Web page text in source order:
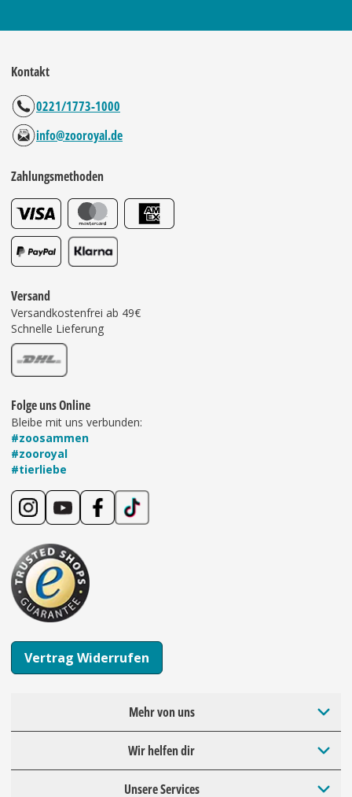
Kontakt
0221/1773-1000
info@zooroyal.de
Zahlungsmethoden
Versand
Versandkostenfrei ab 49€
Schnelle Lieferung
Folge uns Online
Bleibe mit uns verbunden:
#zoosammen
#zooroyal
#tierliebe
Vertrag Widerrufen
Mehr von uns
Wir helfen dir
Unsere Services